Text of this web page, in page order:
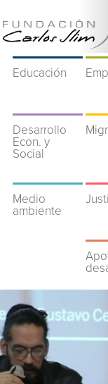
Educación
Desarrollo
Econ. y
Social
Medio
ambiente